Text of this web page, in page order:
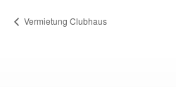
Vermietung Clubhaus